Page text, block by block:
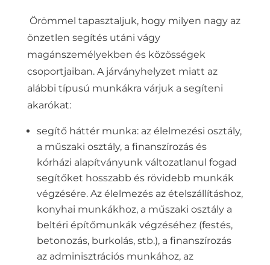
Örömmel tapasztaljuk, hogy milyen nagy az
önzetlen segítés utáni vágy
magánszemélyekben és közösségek
csoportjaiban. A járványhelyzet miatt az
alábbi típusú munkákra várjuk a segíteni
akarókat:
segítő háttér munka: az élelmezési osztály,
a műszaki osztály, a finanszírozás és
kórházi alapítványunk változatlanul fogad
segítőket hosszabb és rövidebb munkák
végzésére. Az élelmezés az ételszállításhoz,
konyhai munkákhoz, a műszaki osztály a
beltéri építőmunkák végzéséhez (festés,
betonozás, burkolás, stb.), a finanszírozás
az adminisztrációs munkához, az